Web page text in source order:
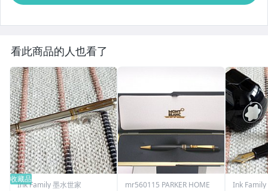
看此商品的人也看了
收藏品
Ink Family 墨水世家 mr560115 PARKER HOME Ink Family